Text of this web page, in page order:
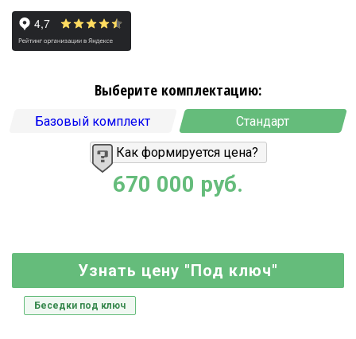
Выберите комплектацию:
Базовый комплект Стандарт
Как формируется цена?
670 000 руб.
Узнать цену "Под ключ"
Беседки под ключ